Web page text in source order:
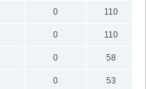
0
110
0
110
0
58
0
53